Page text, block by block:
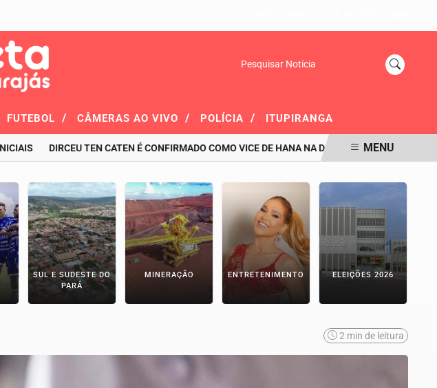
Pesquisar Notícia
FUTEBOL / CÂMERAS AO VIVO / POLÍCIA / ITUPIRANGA
DIRCEU TEN CATEN É CONFIRMADO COMO VICE DE HANA NA DISPUTA AO GOVERNO DO PARÁ
MENU
SUL E SUDESTE DO
PARÁ
MINERAÇÃO ENTRETENIMENTO ELEIÇÕES 2026
2 min de leitura